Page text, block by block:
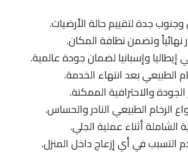
جدة لتقييم حالة الأرضيات.
نهائياً وتضمن نظافة المكان.
وإسبانيا لضمان جودة عالمية.
الطبيعي بعد انتهاء الخدمة.
والاحترافية الممكنة.
الرخام الطبيعي النادر والحساس.
الشاملة أثناء عملية الجلي.
في أي إزعاج داخل المنزل.